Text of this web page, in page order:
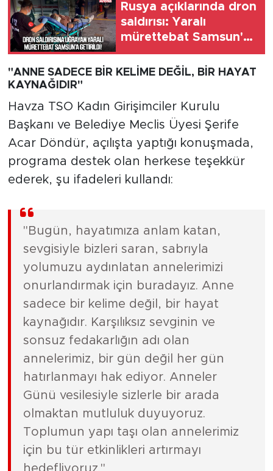
Rusya açıklarında dron
saldırısı: Yaralı
mürettebat Samsun'a
getirildi
"ANNE SADECE BİR KELİME DEĞİL, BİR HAYAT
KAYNAĞIDIR"
Havza TSO Kadın Girişimciler Kurulu
Başkanı ve Belediye Meclis Üyesi Şerife
Acar Döndür, açılışta yaptığı konuşmada,
programa destek olan herkese teşekkür
ederek, şu ifadeleri kullandı:
"Bugün, hayatımıza anlam katan,
sevgisiyle bizleri saran, sabrıyla
yolumuzu aydınlatan annelerimizi
onurlandırmak için buradayız. Anne
sadece bir kelime değil, bir hayat
kaynağıdır. Karşılıksız sevginin ve
sonsuz fedakarlığın adı olan
annelerimiz, bir gün değil her gün
hatırlanmayı hak ediyor. Anneler
Günü vesilesiyle sizlerle bir arada
olmaktan mutluluk duyuyoruz.
Toplumun yapı taşı olan annelerimiz
için bu tür etkinlikleri artırmayı
hedefliyoruz."